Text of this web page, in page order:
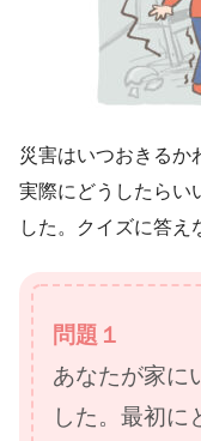
災害はいつおきるか
実際にどうしたらい
した。クイズに答え
問題１
あなたが家に
した。最初に